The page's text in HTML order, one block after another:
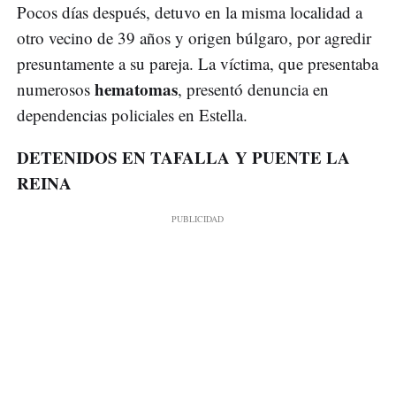
Pocos días después, detuvo en la misma localidad a
otro vecino de 39 años y origen búlgaro, por agredir
presuntamente a su pareja. La víctima, que presentaba
numerosos hematomas, presentó denuncia en
dependencias policiales en Estella.
DETENIDOS EN TAFALLA Y PUENTE LA
REINA